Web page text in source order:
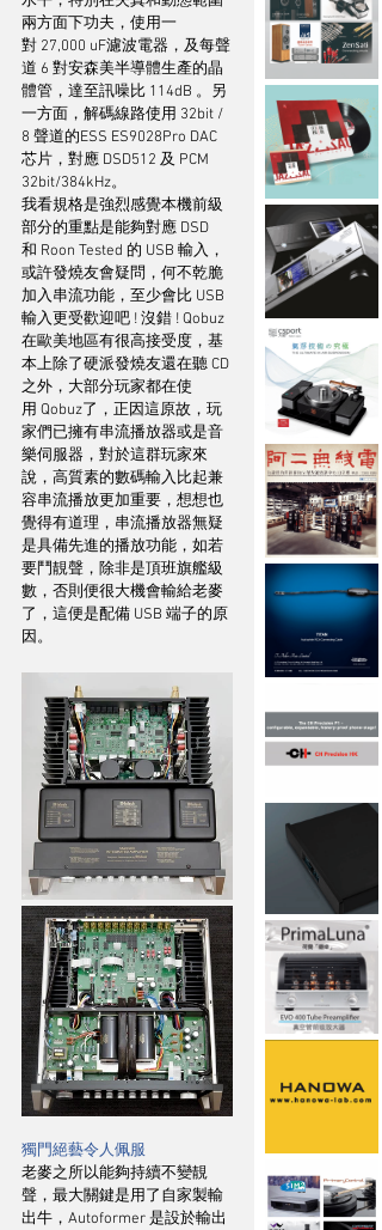
兩方面下功夫，使用一
對 27,000 uF濾波電器，及每聲
道 6 對安森美半導體生產的晶
體管，達至訊噪比 114dB 。另
一方面，解碼線路使用 32bit /
8 聲道的ESS ES9028Pro DAC
芯片，對應 DSD512 及 PCM
32bit/384kHz。
我看規格是強烈感覺本機前級
部分的重點是能夠對應 DSD
和 Roon Tested 的 USB 輸入，
或許發燒友會疑問，何不乾脆
加入串流功能，至少會比 USB
輸入更受歡迎吧 ! 沒錯 ! Qobuz
在歐美地區有很高接受度，基
本上除了硬派發燒友還在聽 CD
之外，大部分玩家都在使
用 Qobuz了，正因這原故，玩
家們已擁有串流播放器或是音
樂伺服器，對於這群玩家來
說，高質素的數碼輸入比起兼
容串流播放更加重要，想想也
覺得有道理，串流播放器無疑
是具備先進的播放功能，如若
要鬥靚聲，除非是頂班旗艦級
數，否則便很大機會輸給老麥
了，這便是配備 USB 端子的原
因。
獨門絕藝令人佩服
老麥之所以能夠持續不變靚
聲，最大關鍵是用了自家製輸
出牛，Autoformer 是設於輸出